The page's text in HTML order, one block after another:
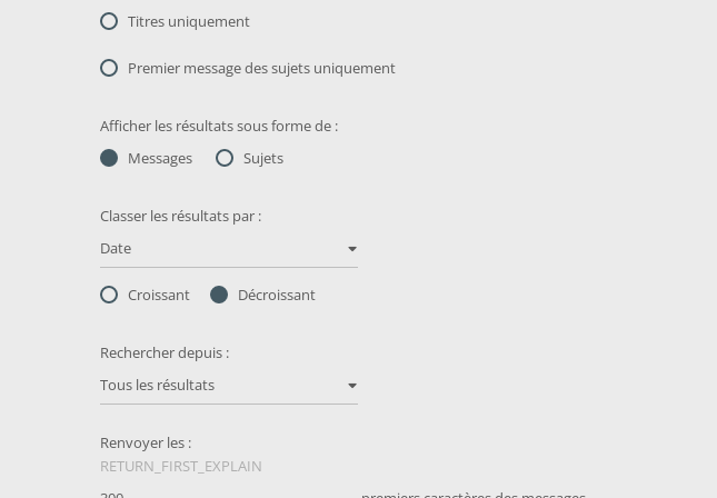
Titres uniquement
Premier message des sujets uniquement
Afficher les résultats sous forme de :
Messages
Sujets
Classer les résultats par :
Date
Croissant Décroissant
Rechercher depuis :
Tous les résultats
Renvoyer les :
RETURN_FIRST_EXPLAIN